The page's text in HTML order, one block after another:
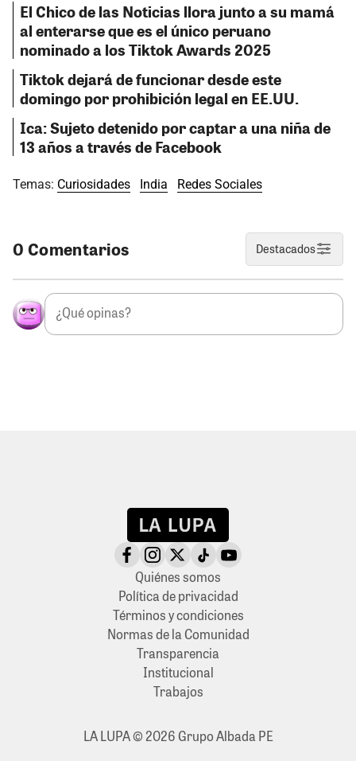
El Chico de las Noticias llora junto a su mamá
al enterarse que es el único peruano
nominado a los Tiktok Awards 2025
Tiktok dejará de funcionar desde este
domingo por prohibición legal en EE.UU.
Ica: Sujeto detenido por captar a una niña de
13 años a través de Facebook
Temas: Curiosidades India Redes Sociales
0 Comentarios Destacados
Quiénes somos
Política de privacidad
Términos y condiciones
Normas de la Comunidad
Transparencia
Institucional
Trabajos
LA LUPA © 2026 Grupo Albada PE